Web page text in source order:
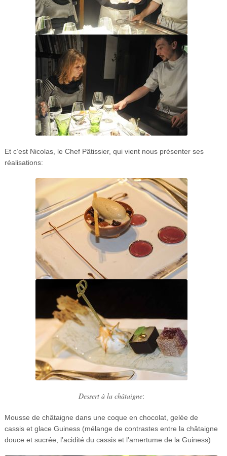
Et c’est Nicolas, le Chef Pâtissier, qui vient nous présenter ses
réalisations:
Dessert à la châtaigne:
Mousse de châtaigne dans une coque en chocolat, gelée de
cassis et glace Guiness (mélange de contrastes entre la châtaigne
douce et sucrée, l’acidité du cassis et l’amertume de la Guiness)